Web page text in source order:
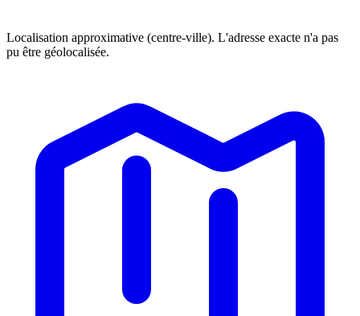
Localisation approximative (centre-ville). L'adresse exacte n'a pas
pu être géolocalisée.